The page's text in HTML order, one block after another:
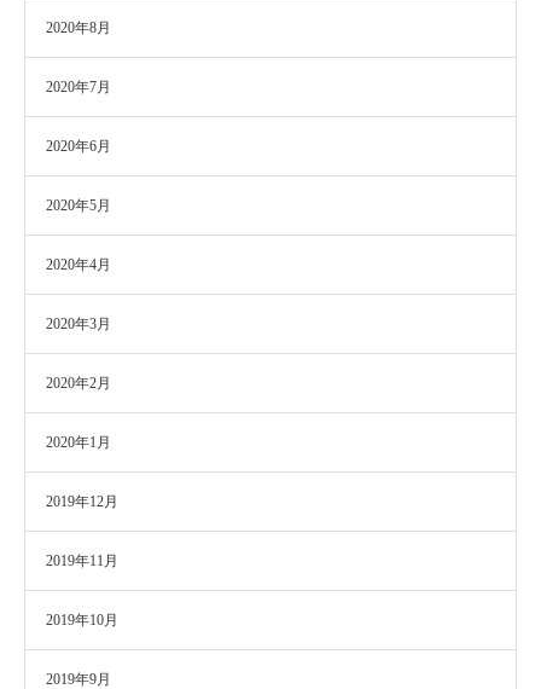
2020年8月
2020年7月
2020年6月
2020年5月
2020年4月
2020年3月
2020年2月
2020年1月
2019年12月
2019年11月
2019年10月
2019年9月